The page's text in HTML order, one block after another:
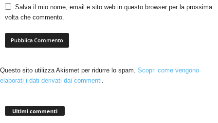
Salva il mio nome, email e sito web in questo browser per la prossima
volta che commento.
Questo sito utilizza Akismet per ridurre lo spam. Scopri come vengono
elaborati i dati derivati dai commenti.
Ultimi commenti